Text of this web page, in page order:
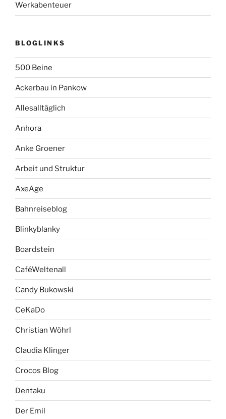
Werkabenteuer
BLOGLINKS
500 Beine
Ackerbau in Pankow
Allesalltäglich
Anhora
Anke Groener
Arbeit und Struktur
AxeAge
Bahnreiseblog
Blinkyblanky
Boardstein
CaféWeltenall
Candy Bukowski
CeKaDo
Christian Wöhrl
Claudia Klinger
Crocos Blog
Dentaku
Der Emil